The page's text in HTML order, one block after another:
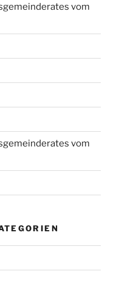
vom
vom